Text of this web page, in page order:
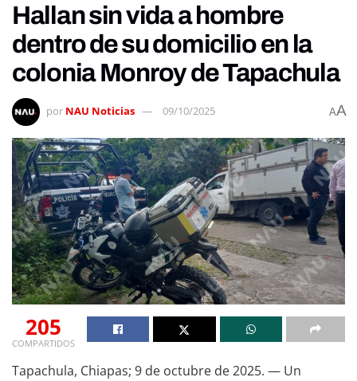
Hallan sin vida a hombre
dentro de su domicilio en la
colonia Monroy de Tapachula
por NAU Noticias 09/10/2025 AA
205
COMPARTIDOS
Tapachula, Chiapas; 9 de octubre de 2025. — Un